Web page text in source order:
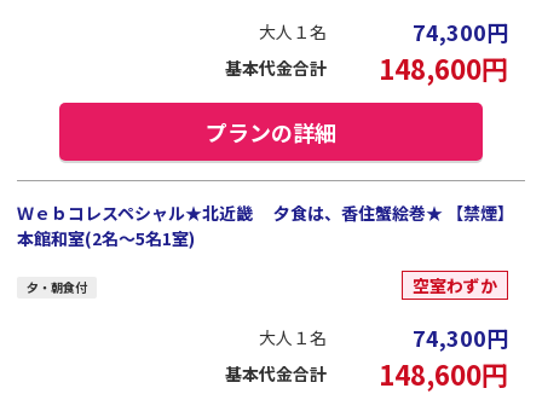
大人１名 74,300円
基本代金合計 148,600円
プランの詳細
Ｗｅｂコレスペシャル★北近畿 夕食は、香住蟹絵巻★ 【禁煙】
本館和室(2名～5名1室)
夕・朝食付 空室わずか
大人１名 74,300円
基本代金合計 148,600円